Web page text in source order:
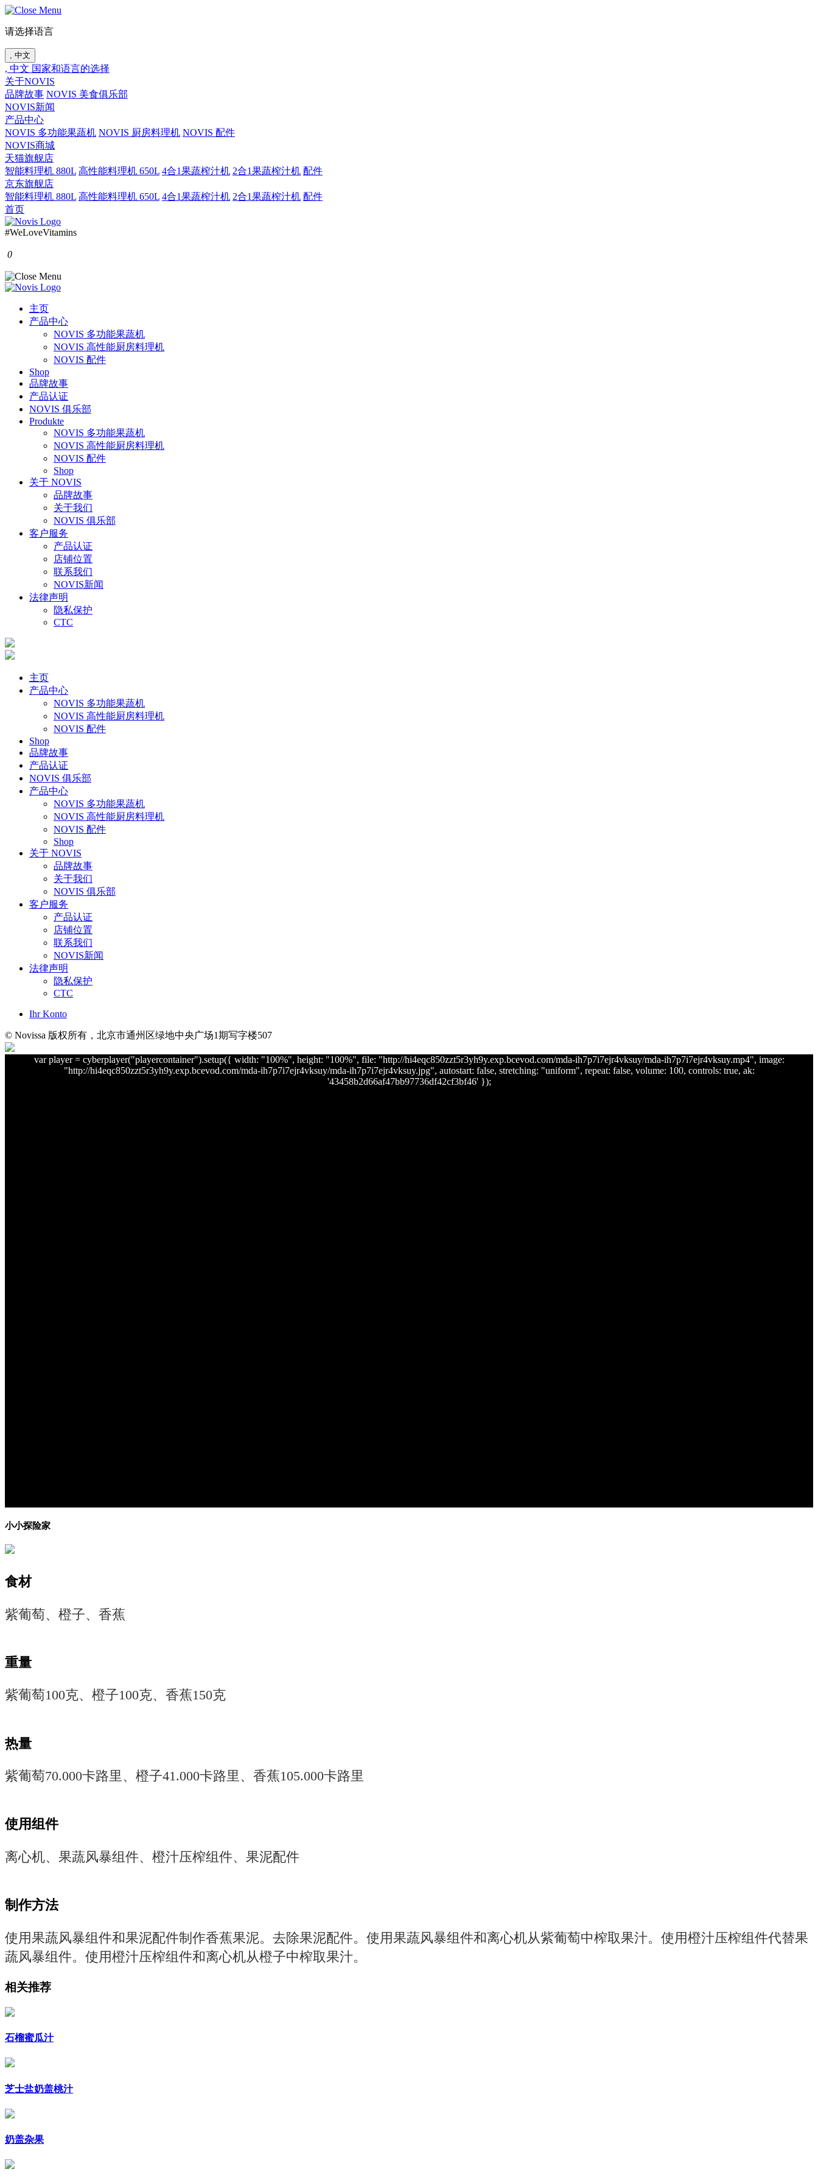
请选择语言
, 中文
, 中文 国家和语言的选择
关于NOVIS
品牌故事 NOVIS 美食俱乐部
NOVIS新闻
产品中心
NOVIS 多功能果蔬机 NOVIS 厨房料理机 NOVIS 配件
NOVIS商城
天猫旗舰店
智能料理机 880L 高性能料理机 650L 4合1果蔬榨汁机 2合1果蔬榨汁机 配件
京东旗舰店
智能料理机 880L 高性能料理机 650L 4合1果蔬榨汁机 2合1果蔬榨汁机 配件
首页
#WeLoveVitamins
0
主页
产品中心
NOVIS 多功能果蔬机
NOVIS 高性能厨房料理机
NOVIS 配件
Shop
品牌故事
产品认证
NOVIS 俱乐部
Produkte
NOVIS 多功能果蔬机
NOVIS 高性能厨房料理机
NOVIS 配件
Shop
关于 NOVIS
品牌故事
关于我们
NOVIS 俱乐部
客户服务
产品认证
店铺位置
联系我们
NOVIS新闻
法律声明
隐私保护
CTC
主页
产品中心
NOVIS 多功能果蔬机
NOVIS 高性能厨房料理机
NOVIS 配件
Shop
品牌故事
产品认证
NOVIS 俱乐部
产品中心
NOVIS 多功能果蔬机
NOVIS 高性能厨房料理机
NOVIS 配件
Shop
关于 NOVIS
品牌故事
关于我们
NOVIS 俱乐部
客户服务
产品认证
店铺位置
联系我们
NOVIS新闻
法律声明
隐私保护
CTC
Ihr Konto
© Novissa 版权所有，北京市通州区绿地中央广场1期写字楼507
var player = cyberplayer("playercontainer").setup({ width: "100%", height: "100%", file: "http://hi4eqc850zzt5r3yh9y.exp.bcevod.com/mda-ih7p7i7ejr4vksuy/mda-ih7p7i7ejr4vksuy.mp4", image:
"http://hi4eqc850zzt5r3yh9y.exp.bcevod.com/mda-ih7p7i7ejr4vksuy/mda-ih7p7i7ejr4vksuy.jpg", autostart: false, stretching: "uniform", repeat: false, volume: 100, controls: true, ak:
'43458b2d66af47bb97736df42cf3bf46' });
小小探险家
食材
紫葡萄、橙子、香蕉
重量
紫葡萄100克、橙子100克、香蕉150克
热量
紫葡萄70.000卡路里、橙子41.000卡路里、香蕉105.000卡路里
使用组件
离心机、果蔬风暴组件、橙汁压榨组件、果泥配件
制作方法
使用果蔬风暴组件和果泥配件制作香蕉果泥。去除果泥配件。使用果蔬风暴组件和离心机从紫葡萄中榨取果汁。使用橙汁压榨组件代替果
蔬风暴组件。使用橙汁压榨组件和离心机从橙子中榨取果汁。
相关推荐
石榴蜜瓜汁
芝士盐奶盖桃汁
奶盖杂果